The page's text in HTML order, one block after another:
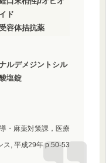
イド
容体拮抗薬
ルデメジントシル
塩錠
・麻薬対策課，医療
ス, 平成29年 p.50-53